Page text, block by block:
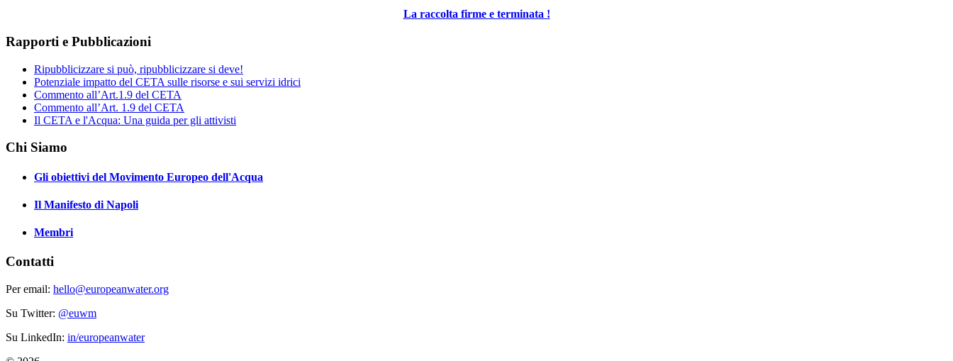
La raccolta firme e terminata !
Rapporti e Pubblicazioni
Ripubblicizzare si può, ripubblicizzare si deve!
Potenziale impatto del CETA sulle risorse e sui servizi idrici
Commento all’Art.1.9 del CETA
Commento all’Art. 1.9 del CETA
Il CETA e l'Acqua: Una guida per gli attivisti
Chi Siamo
Gli obiettivi del Movimento Europeo dell'Acqua
Il Manifesto di Napoli
Membri
Contatti
Per email: hello@europeanwater.org
Su Twitter: @euwm
Su LinkedIn: in/europeanwater